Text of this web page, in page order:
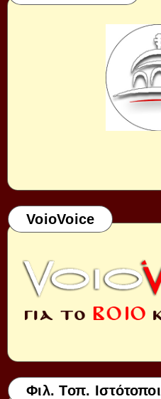
VoioVoice
Φιλ. Τοπ. Ιστότοποι